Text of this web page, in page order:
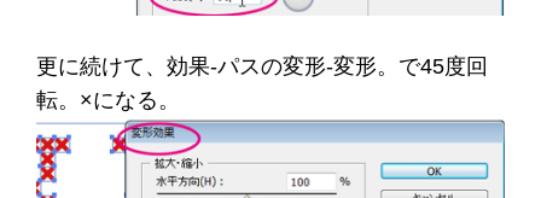
更に続けて、効果-パスの変形-変形。で45度回
転。×になる。